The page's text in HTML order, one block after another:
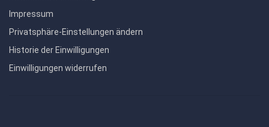
Impressum
Privatsphäre-Einstellungen ändern
Historie der Einwilligungen
Einwilligungen widerrufen